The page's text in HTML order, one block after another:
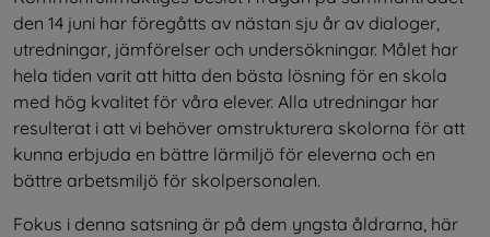
den 14 juni har föregåtts av nästan sju år av dialoger,
utredningar, jämförelser och undersökningar. Målet har
hela tiden varit att hitta den bästa lösning för en skola
med hög kvalitet för våra elever. Alla utredningar har
resulterat i att vi behöver omstrukturera skolorna för att
kunna erbjuda en bättre lärmiljö för eleverna och en
bättre arbetsmiljö för skolpersonalen.
Fokus i denna satsning är på dem yngsta åldrarna, här